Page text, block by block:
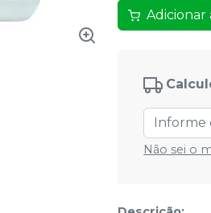
Adicionar
Não sei o